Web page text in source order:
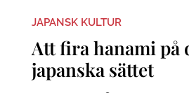
JAPANSK KULTUR
Att fira hanami på
japanska sättet